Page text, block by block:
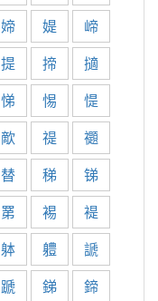
媂 媞
崹
提 揥
擿
悌 惕
惿
歒 禔
禵
替 稊
锑
罤 裼
褆
躰 軆
謕
蹏 銻 鍗